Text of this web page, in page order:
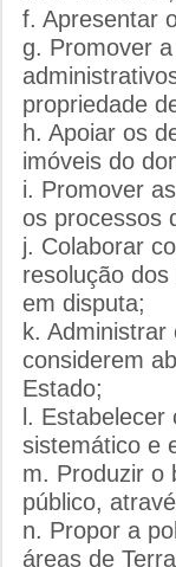
f. Apresentar
g. Promover
propriedade
h. Apoiar os
imóveis do
i. Promover
os processos
j. Colaborar
resolução
em disputa;
k. Administrar
considerem
Estado;
l. Estabelecer
sistemático e
m. Produzir o
público,
n. Propor a
áreas de